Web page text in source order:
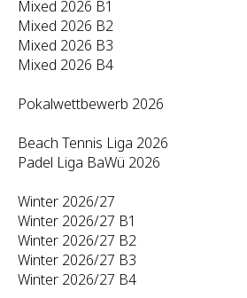
Mixed 2026 B1
Mixed 2026 B2
Mixed 2026 B3
Mixed 2026 B4
Pokalwettbewerb 2026
Beach Tennis Liga 2026
Padel Liga BaWü 2026
Winter 2026/27
Winter 2026/27 B1
Winter 2026/27 B2
Winter 2026/27 B3
Winter 2026/27 B4